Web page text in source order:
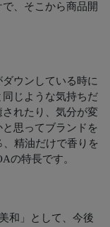
で、そこから商品開
ウンしている時に
じような気持ちだ
れたり、気分が変
思ってブランドを
精油だけで香りを
の特長です。
和」として、今後